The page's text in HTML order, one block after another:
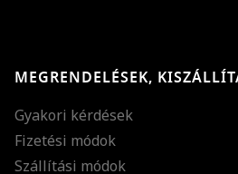
MEGRENDELÉSEK,
Gyakori kérdések
Fizetési módok
Szállítási módok